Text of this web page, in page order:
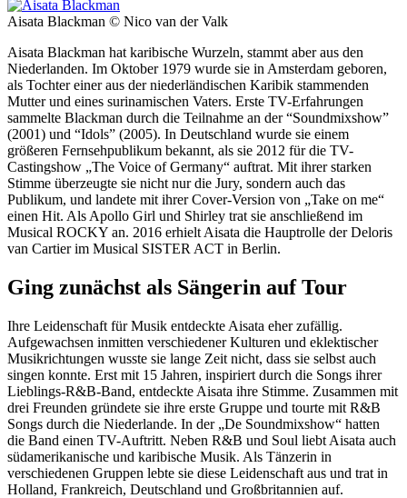
Aisata Blackman © Nico van der Valk
Aisata Blackman hat karibische Wurzeln, stammt aber aus den
Niederlanden. Im Oktober 1979 wurde sie in Amsterdam geboren,
als Tochter einer aus der niederländischen Karibik stammenden
Mutter und eines surinamischen Vaters. Erste TV-Erfahrungen
sammelte Blackman durch die Teilnahme an der “Soundmixshow”
(2001) und “Idols” (2005). In Deutschland wurde sie einem
größeren Fernsehpublikum bekannt, als sie 2012 für die TV-
Castingshow „The Voice of Germany“ auftrat. Mit ihrer starken
Stimme überzeugte sie nicht nur die Jury, sondern auch das
Publikum, und landete mit ihrer Cover-Version von „Take on me“
einen Hit. Als Apollo Girl und Shirley trat sie anschließend im
Musical ROCKY an. 2016 erhielt Aisata die Hauptrolle der Deloris
van Cartier im Musical SISTER ACT in Berlin.
Ging zunächst als Sängerin auf Tour
Ihre Leidenschaft für Musik entdeckte Aisata eher zufällig.
Aufgewachsen inmitten verschiedener Kulturen und eklektischer
Musikrichtungen wusste sie lange Zeit nicht, dass sie selbst auch
singen konnte. Erst mit 15 Jahren, inspiriert durch die Songs ihrer
Lieblings-R&B-Band, entdeckte Aisata ihre Stimme. Zusammen mit
drei Freunden gründete sie ihre erste Gruppe und tourte mit R&B
Songs durch die Niederlande. In der „De Soundmixshow“ hatten
die Band einen TV-Auftritt. Neben R&B und Soul liebt Aisata auch
südamerikanische und karibische Musik. Als Tänzerin in
verschiedenen Gruppen lebte sie diese Leidenschaft aus und trat in
Holland, Frankreich, Deutschland und Großbritannien auf.